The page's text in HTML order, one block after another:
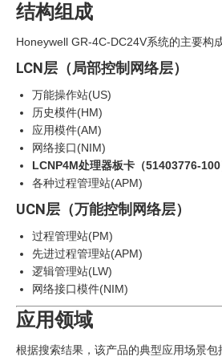
结构组成
Honeywell GR-4C-DC24V系统的主要构
LCN层（局部控制网络层）
万能操作站(US)
历史模件(HM)
应用模件(AM)
网络接口(NIM)
LCNP4M处理器板卡（51403776-100
各种过程管理站(APM)
UCN层（万能控制网络层）
过程管理站(PM)
先进过程管理站(APM)
逻辑管理站(LW)
网络接口模件(NIM)
应用领域
根据搜索结果，该产品的典型应用场景包